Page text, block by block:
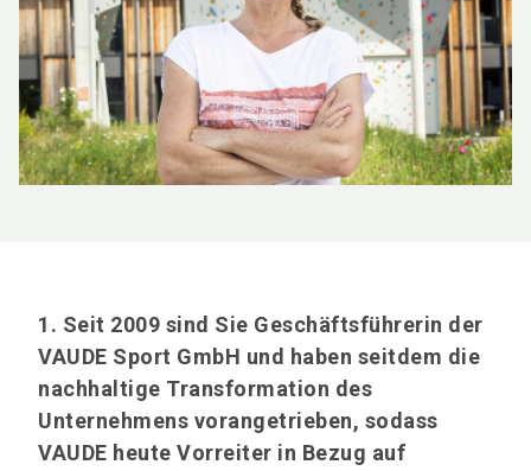
1. Seit 2009 sind Sie Geschäftsführerin der
VAUDE Sport GmbH und haben seitdem die
nachhaltige Transformation des
Unternehmens vorangetrieben, sodass
VAUDE heute Vorreiter in Bezug auf